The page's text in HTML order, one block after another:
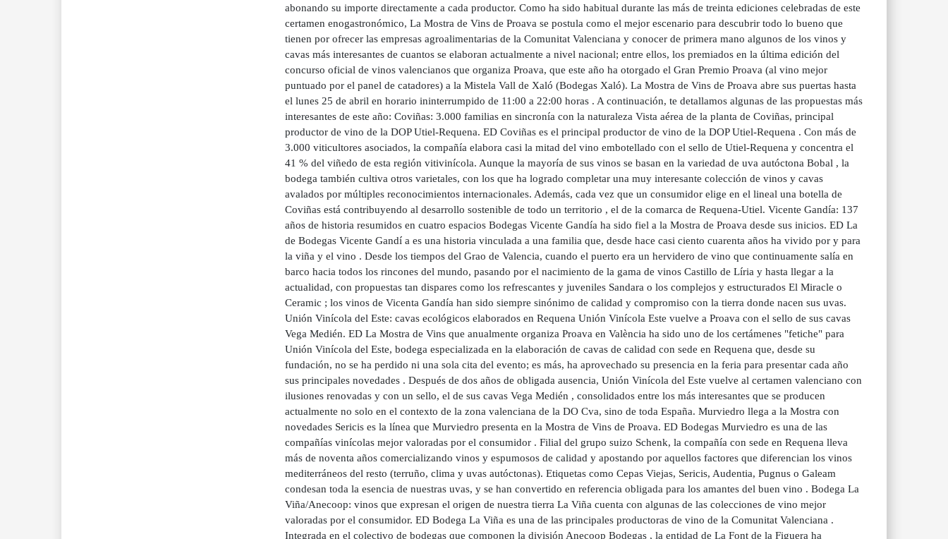
abonando su importe directamente a cada productor. Como ha sido habitual durante las más de treinta ediciones celebradas de este
certamen enogastronómico, La Mostra de Vins de Proava se postula como el mejor escenario para descubrir todo lo bueno que
tienen por ofrecer las empresas agroalimentarias de la Comunitat Valenciana y conocer de primera mano algunos de los vinos y
cavas más interesantes de cuantos se elaboran actualmente a nivel nacional; entre ellos, los premiados en la última edición del
concurso oficial de vinos valencianos que organiza Proava, que este año ha otorgado el Gran Premio Proava (al vino mejor
puntuado por el panel de catadores) a la Mistela Vall de Xaló (Bodegas Xaló). La Mostra de Vins de Proava abre sus puertas hasta
el lunes 25 de abril en horario ininterrumpido de 11:00 a 22:00 horas . A continuación, te detallamos algunas de las propuestas más
interesantes de este año: Coviñas: 3.000 familias en sincronía con la naturaleza Vista aérea de la planta de Coviñas, principal
productor de vino de la DOP Utiel-Requena. ED Coviñas es el principal productor de vino de la DOP Utiel-Requena . Con más de
3.000 viticultores asociados, la compañía elabora casi la mitad del vino embotellado con el sello de Utiel-Requena y concentra el
41 % del viñedo de esta región vitivinícola. Aunque la mayoría de sus vinos se basan en la variedad de uva autóctona Bobal , la
bodega también cultiva otros varietales, con los que ha logrado completar una muy interesante colección de vinos y cavas
avalados por múltiples reconocimientos internacionales. Además, cada vez que un consumidor elige en el lineal una botella de
Coviñas está contribuyendo al desarrollo sostenible de todo un territorio , el de la comarca de Requena-Utiel. Vicente Gandía: 137
años de historia resumidos en cuatro espacios Bodegas Vicente Gandía ha sido fiel a la Mostra de Proava desde sus inicios. ED La
de Bodegas Vicente Gandí a es una historia vinculada a una familia que, desde hace casi ciento cuarenta años ha vivido por y para
la viña y el vino . Desde los tiempos del Grao de Valencia, cuando el puerto era un hervidero de vino que continuamente salía en
barco hacia todos los rincones del mundo, pasando por el nacimiento de la gama de vinos Castillo de Líria y hasta llegar a la
actualidad, con propuestas tan dispares como los refrescantes y juveniles Sandara o los complejos y estructurados El Miracle o
Ceramic ; los vinos de Vicenta Gandía han sido siempre sinónimo de calidad y compromiso con la tierra donde nacen sus uvas.
Unión Vinícola del Este: cavas ecológicos elaborados en Requena Unión Vinícola Este vuelve a Proava con el sello de sus cavas
Vega Medién. ED La Mostra de Vins que anualmente organiza Proava en València ha sido uno de los certámenes "fetiche" para
Unión Vinícola del Este, bodega especializada en la elaboración de cavas de calidad con sede en Requena que, desde su
fundación, no se ha perdido ni una sola cita del evento; es más, ha aprovechado su presencia en la feria para presentar cada año
sus principales novedades . Después de dos años de obligada ausencia, Unión Vinícola del Este vuelve al certamen valenciano con
ilusiones renovadas y con un sello, el de sus cavas Vega Medién , consolidados entre los más interesantes que se producen
actualmente no solo en el contexto de la zona valenciana de la DO Cva, sino de toda España. Murviedro llega a la Mostra con
novedades Sericis es la línea que Murviedro presenta en la Mostra de Vins de Proava. ED Bodegas Murviedro es una de las
compañías vinícolas mejor valoradas por el consumidor . Filial del grupo suizo Schenk, la compañía con sede en Requena lleva
más de noventa años comercializando vinos y espumosos de calidad y apostando por aquellos factores que diferencian los vinos
mediterráneos del resto (terruño, clima y uvas autóctonas). Etiquetas como Cepas Viejas, Sericis, Audentia, Pugnus o Galeam
condesan toda la esencia de nuestras uvas, y se han convertido en referencia obligada para los amantes del buen vino . Bodega La
Viña/Anecoop: vinos que expresan el origen de nuestra tierra La Viña cuenta con algunas de las colecciones de vino mejor
valoradas por el consumidor. ED Bodega La Viña es una de las principales productoras de vino de la Comunitat Valenciana .
Integrada en el colectivo de bodegas que componen la división Anecoop Bodegas , la entidad de La Font de la Figuera ha